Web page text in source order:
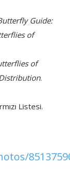
Guide:
of
of
.
Listesi.